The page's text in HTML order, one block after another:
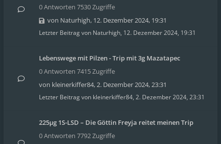
0 Antworten 7530 Zugriffe
von Naturhigh, 12. Dezember 2024, 19:31
Letzter Beitrag von Naturhigh, 12. Dezember 2024, 19:31
Lebenswege mit Pilzen - Trip mit 3g Mazatapec
0 Antworten 7415 Zugriffe
von kleinerkiffer84,2. Dezember 2024, 23:31
Letzter Beitrag von kleinerkiffer84, 2. Dezember 2024, 23:31
225µg 1S-LSD – Die Göttin Freyja reitet meinen Trip
0 Antworten 7792 Zugriffe